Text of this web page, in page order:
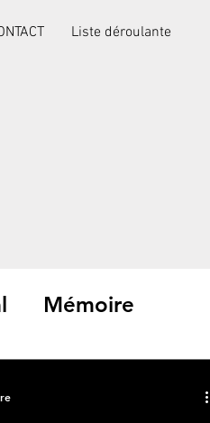
Liste déroulante
Mémoire